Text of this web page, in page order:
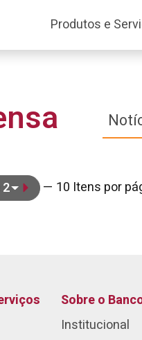
Produtos e
— 10 Itens por
Sobre o
Institucional